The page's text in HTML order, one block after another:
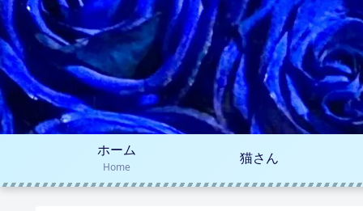
ホーム
Home
猫さん